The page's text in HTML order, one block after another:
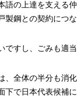
語の上達を支える
鋼との契約につな
ですし、ごみも適
、全体の半分も消
下で日本代表候補